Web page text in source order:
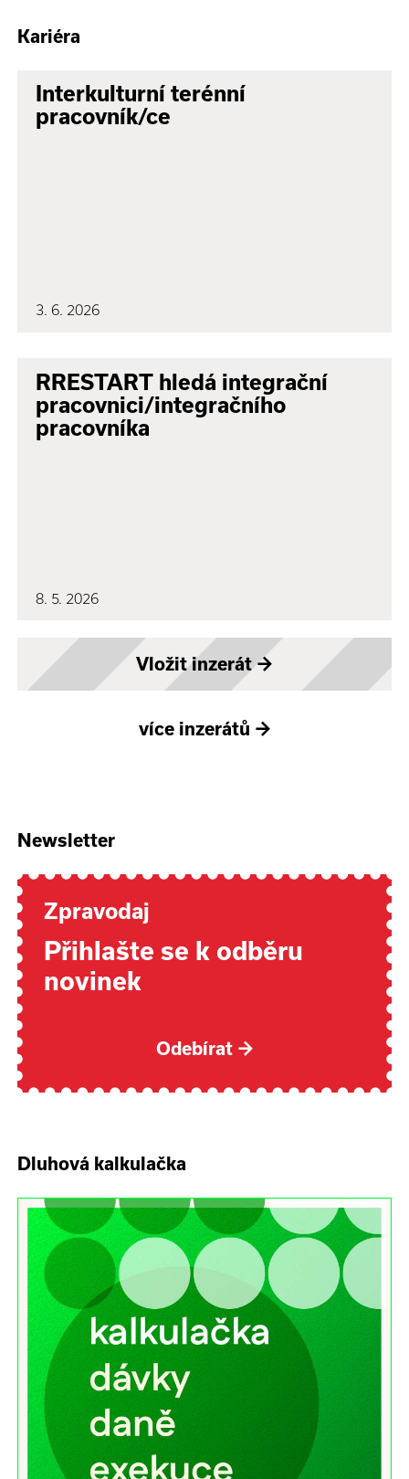
Kariéra
Interkulturní terénní
pracovník/ce
3. 6. 2026
RRESTART hledá integrační
pracovnici/integračního
pracovníka
8. 5. 2026
Vložit inzerát→
více inzerátů →
Newsletter
Zpravodaj
Přihlašte se k odběru
novinek
Odebírat →
Dluhová kalkulačka